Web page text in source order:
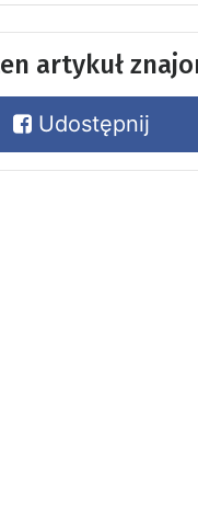
artykuł
Udostępnij